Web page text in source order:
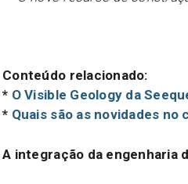
Conteúdo relacionado:
* O Visible Geology da
* Quais são as novidades no
A integração da engenharia